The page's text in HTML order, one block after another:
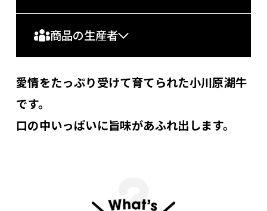
商品の生産者
愛情をたっぷり受けて育てられた小川原湖牛
です。
口の中いっぱいに旨味があふれ出します。